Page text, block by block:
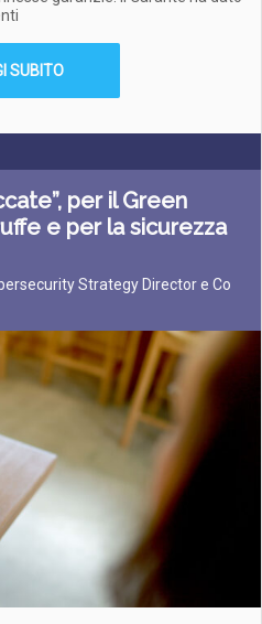
SUBITO
per il Green
e per la sicurezza
Strategy Director e Co